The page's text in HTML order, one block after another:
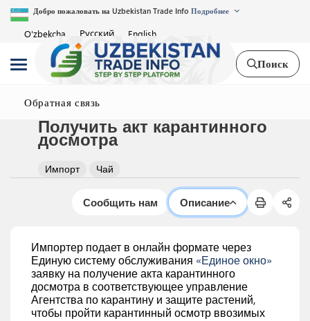
Добро пожаловать на Uzbekistan Trade Info Подробнее
O'zbekcha Русский English
Поиск
Обратная связь
Получить акт карантинного
досмотра
Импорт Чай
Сообщить нам Описание
Импортер подает в онлайн формате через
Единую систему обслуживания «Единое окно»
заявку на получение акта карантинного
досмотра в соответствующее управление
Агентства по карантину и защите растений,
чтобы пройти карантинный осмотр ввозимых